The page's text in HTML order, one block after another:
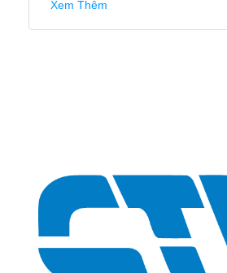
giàu kinh nghiệm trong việc cung